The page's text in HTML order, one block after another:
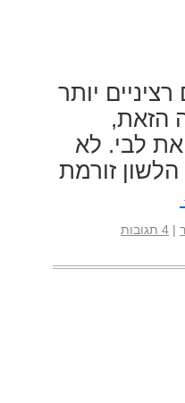
יותר
הזאת,
לבי. לא
זורמת
| 4 תגובות